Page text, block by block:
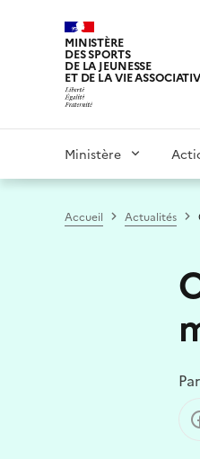
MINISTÈRE
DES SPORTS
DE LA JEUNESSE
ET DE LA VIE
navigation
Ministère
Accueil Actualités